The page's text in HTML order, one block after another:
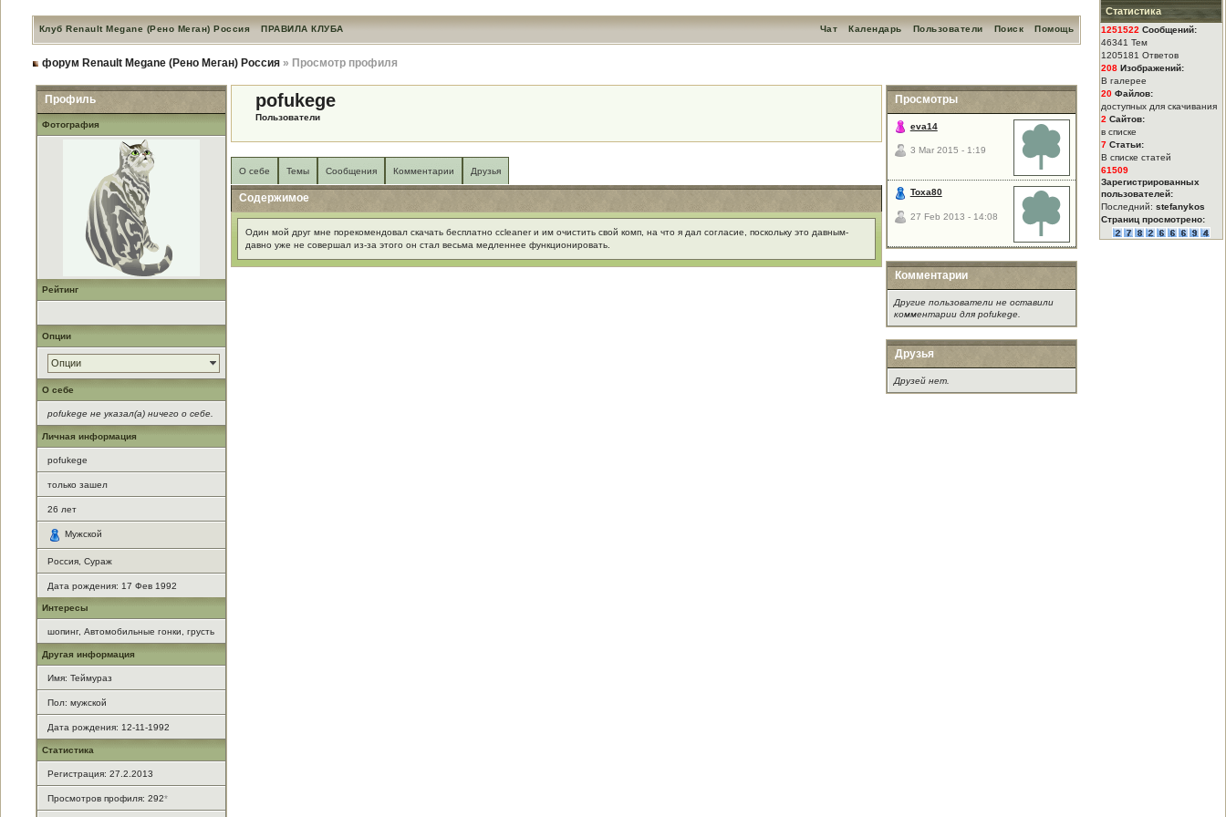
Клуб Renault Megane (Рено Меган) Россия ПРАВИЛА КЛУБА Помощь
Поиск
Пользователи
Календарь
Чат
форум Renault Megane (Рено Меган) Россия» Просмотр профиля
Профиль
Фотография
Рейтинг
Опции
Опции
О себе
pofukege не указал(а) ничего о себе.
Личная информация
pofukege
только зашел
26 лет
Мужской
Россия, Сураж
Дата рождения: 17 Фев 1992
Интересы
шопинг, Автомобильные гонки, грусть
Другая информация
Имя: Теймураз
Пол: мужской
Дата рождения: 12-11-1992
Статистика
Регистрация: 27.2.2013
Просмотров профиля: 292*
pofukege
Пользователи
О себе Темы Сообщения Комментарии Друзья
Содержимое
Один мой друг мне порекомендовал скачать бесплатно ccleaner и им очистить свой комп, на что я дал согласие, поскольку это давным-
давно уже не совершал из-за этого он стал весьма медленнее функционировать.
Просмотры
eva14
3 Mar 2015 - 1:19
Toxa80
27 Feb 2013 - 14:08
Комментарии
Другие пользователи не оставили
комментарии для pofukege.
Друзья
Друзей нет.
Статистика
1251522 Сообщений:
46341 Тем
1205181 Ответов
208 Изображений:
В галерее
20 Файлов:
доступных для скачивания
2 Сайтов:
в списке
7 Статьи:
В списке статей
61509
Зарегистрированных
пользователей:
Последний: stefanykos
Страниц просмотрено: